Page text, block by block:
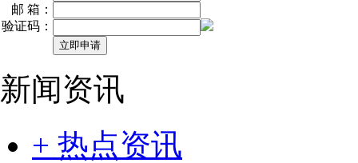
邮 箱：
验证码：
新闻资讯
+ 热点资讯